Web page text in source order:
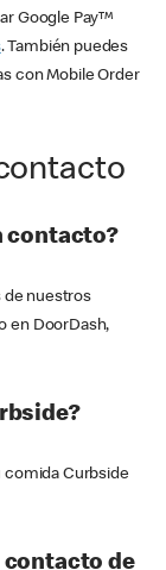
Google Pay™
. También puedes
con Mobile Order
contacto?
de nuestros
en DoorDash,
Curbside
contacto de